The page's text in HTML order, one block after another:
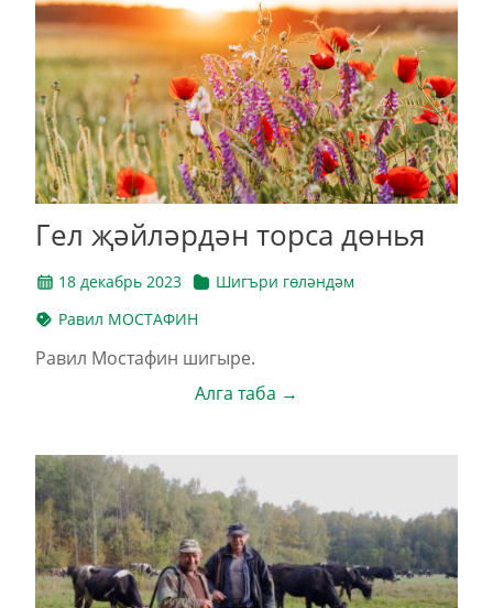
Гел җәйләрдән торса дөнья
18 декабрь 2023
Шигъри гөләндәм
Равил МОСТАФИН
Равил Мостафин шигыре.
Алга таба →